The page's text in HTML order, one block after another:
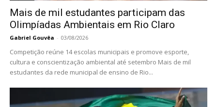
Mais de mil estudantes participam das
Olimpíadas Ambientais em Rio Claro
Gabriel Gouvêa - 03/08/2026
Competição reúne 14 escolas municipais e promove esporte,
cultura e conscientização ambiental até setembro Mais de mil
estudantes da rede municipal de ensino de Rio...